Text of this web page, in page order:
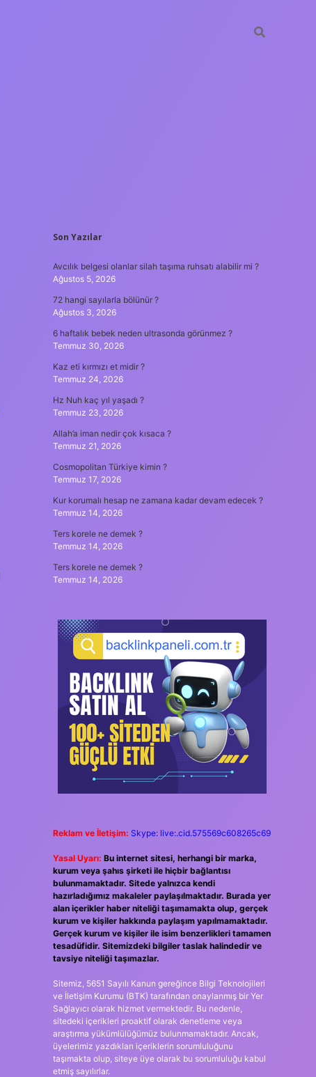
SIDEBAR
Son Yazılar
Avcılık belgesi olanlar silah taşıma ruhsatı alabilir mi ?
Ağustos 5, 2026
72 hangi sayılarla bölünür ?
Ağustos 3, 2026
6 haftalık bebek neden ultrasonda görünmez ?
Temmuz 30, 2026
Kaz eti kırmızı et midir ?
Temmuz 24, 2026
Hz Nuh kaç yıl yaşadı ?
Temmuz 23, 2026
Allah’a iman nedir çok kısaca ?
Temmuz 21, 2026
Cosmopolitan Türkiye kimin ?
Temmuz 17, 2026
Kur korumalı hesap ne zamana kadar devam edecek ?
Temmuz 14, 2026
Ters korele ne demek ?
Temmuz 14, 2026
Ters korele ne demek ?
Temmuz 14, 2026
Reklam ve İletişim: Skype: live:.cid.575569c608265c69
Yasal Uyarı: Bu internet sitesi, herhangi bir marka,
kurum veya şahıs şirketi ile hiçbir bağlantısı
bulunmamaktadır. Sitede yalnızca kendi
hazırladığımız makaleler paylaşılmaktadır. Burada yer
alan içerikler haber niteliği taşımamakta olup, gerçek
kurum ve kişiler hakkında paylaşım yapılmamaktadır.
Gerçek kurum ve kişiler ile isim benzerlikleri tamamen
tesadüfidir. Sitemizdeki bilgiler taslak halindedir ve
tavsiye niteliği taşımazlar.
Sitemiz, 5651 Sayılı Kanun gereğince Bilgi Teknolojileri
ve İletişim Kurumu (BTK) tarafından onaylanmış bir Yer
Sağlayıcı olarak hizmet vermektedir. Bu nedenle,
sitedeki içerikleri proaktif olarak denetleme veya
araştırma yükümlülüğümüz bulunmamaktadır. Ancak,
üyelerimiz yazdıkları içeriklerin sorumluluğunu
taşımakta olup, siteye üye olarak bu sorumluluğu kabul
etmiş sayılırlar.